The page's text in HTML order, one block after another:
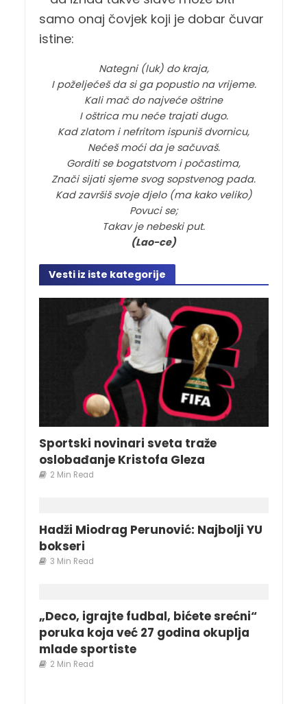
samo onaj čovjek koji je dobar čuvar
istine:
Nategni (luk) do kraja,
I poželjećeš da si ga popustio na vrijeme.
Kali mač do najveće oštrine
I oštrica mu neće trajati dugo.
Kad zlatom i nefritom ispuniš dvornicu,
Nećeš moći da je sačuvaš.
Gorditi se bogatstvom i počastima,
Znači sijati sjeme svog sopstvenog pada.
Kad završiš svoje djelo (ma kako veliko)
Povuci se;
Takav je nebeski put.
(Lao-ce)
Vesti iz iste kategorije
Sportski novinari sveta traže
oslobađanje Kristofa Gleza
2 Min Read
Hadži Miodrag Perunović: Najbolji YU
bokseri
3 Min Read
„Deco, igrajte fudbal, bićete srećni“
poruka koja već 27 godina okuplja
mlade sportiste
2 Min Read